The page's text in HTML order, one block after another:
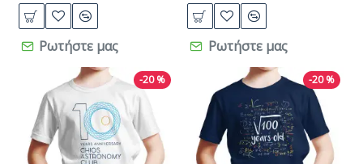
Ρωτήστε μας Ρωτήστε μας
-20 % -20 %